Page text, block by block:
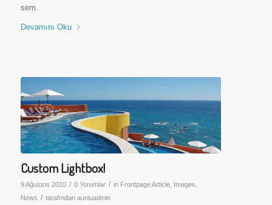
sem.
Devamını Oku
Custom Lightbox!
9 Ağustos 2010 / 0 Yorumlar / in Frontpage Article, Images
News / tarafından aunluadmin